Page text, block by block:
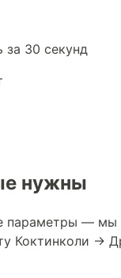
за 30 секунд
нужны
параметры — мы
Коктинколи →